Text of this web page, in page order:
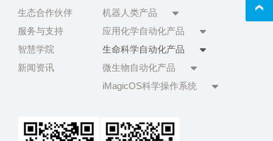
生态合作伙伴
服务与支持
智慧学院
新闻资讯
机器人类产品
应用化学自动化产品
生命科学自动化产品
微生物自动化产品
iMagicOS科学操作系统